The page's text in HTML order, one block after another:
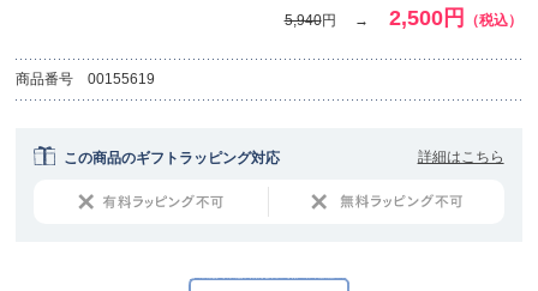
5,940円 2,500円 （税込）
商品番号 00155619
この商品のギフトラッピング対応 詳細はこちら